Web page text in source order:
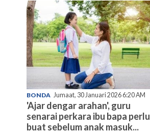
BONDA Jumaat, 30 Januari 2026 6:20 AM
'Ajar dengar arahan', guru
senarai perkara ibu bapa perlu
buat sebelum anak masuk...